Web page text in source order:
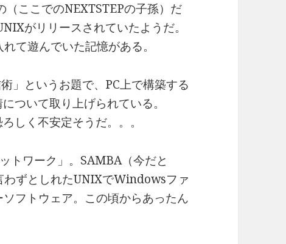
ここでのNEXTSTEPの子孫）だ
がリリースされていたようだ。
て遊んでいた記憶がある。
」というお題で、PC上で構築する
ついて取り上げられている。
しく不安定そうだ。。。
トワーク」。SAMBA（今だと
ずとしれたUNIXでWindowsファ
フトウェア。この頃からあったん